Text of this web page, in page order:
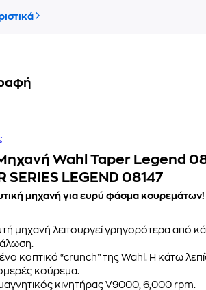
Wahl Taper Legend
SERIES LEGEND 08147
μηχανή για ευρύ φάσμα κουρεμάτων!
μηχανή λειτουργεί γρηγορότερα από
κοπτικό “crunch” της Wahl. Η κάτω
κούρεμα.
κινητήρας V9000, 6,000 rpm.